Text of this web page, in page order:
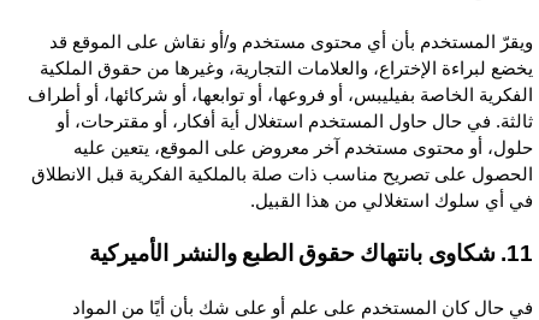
المستخدم بأن أي محتوى مستخدم و/أو نقاش على الموقع قد
لبراءة الإختراع، والعلامات التجارية، وغيرها من حقوق الملكية
الخاصة بفيليبس، أو فروعها، أو توابعها، أو شركائها، أو أطراف
في حال حاول المستخدم استغلال أية أفكار، أو مقترحات، أو
أو محتوى مستخدم آخر معروض على الموقع، يتعين عليه
على تصريح مناسب ذات صلة بالملكية الفكرية قبل الانطلاق
أي سلوك استغلالي من هذا القبيل.
الطبع والنشر الأميركية
حال كان المستخدم على علم أو على شك بأن أيًا من المواد